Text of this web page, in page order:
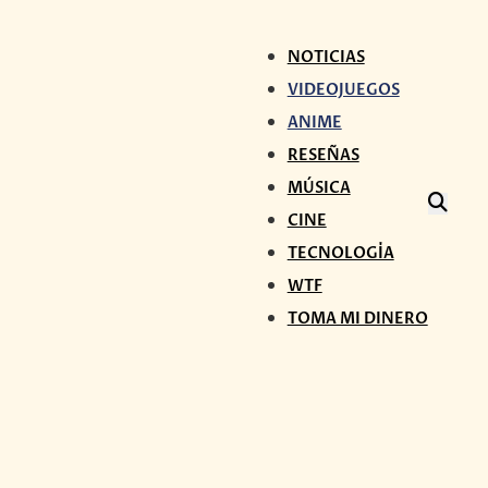
NOTICIAS
VIDEOJUEGOS
ANIME
RESEÑAS
MÚSICA
CINE
TECNOLOGÍA
WTF
TOMA MI DINERO